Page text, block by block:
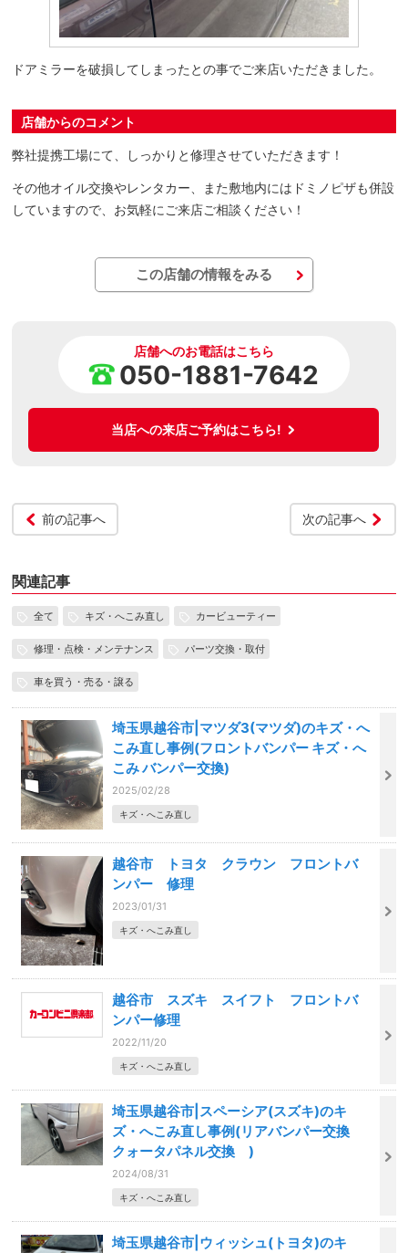
ドアミラーを破損してしまったとの事でご来店いただきました。
店舗からのコメント
弊社提携工場にて、しっかりと修理させていただきます！
その他オイル交換やレンタカー、また敷地内にはドミノピザも併設
していますので、お気軽にご来店ご相談ください！
この店舗の情報をみる
店舗へのお電話はこちら
050-1881-7642
当店への来店ご予約はこちら!
前の記事へ 次の記事へ
関連記事
全て キズ・へこみ直し カービューティー
修理・点検・メンテナンス パーツ交換・取付
車を買う・売る・譲る
埼玉県越谷市|マツダ3(マツダ)のキズ・へ
こみ直し事例(フロントバンパー キズ・へ
こみ バンパー交換)
2025/02/28
キズ・へこみ直し
越谷市 トヨタ クラウン フロントバ
ンパー 修理
2023/01/31
キズ・へこみ直し
越谷市 スズキ スイフト フロントバ
ンパー修理
2022/11/20
キズ・へこみ直し
埼玉県越谷市|スペーシア(スズキ)のキ
ズ・へこみ直し事例(リアバンパー交換
クォータパネル交換 )
2024/08/31
キズ・へこみ直し
埼玉県越谷市|ウィッシュ(トヨタ)のキ